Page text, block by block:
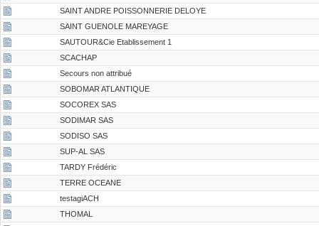
SAINT ANDRE POISSONNERIE DELOYE
SAINT GUENOLE MAREYAGE
SAUTOUR&Cie Etablissement 1
SCACHAP
Secours non attribué
SOBOMAR ATLANTIQUE
SOCOREX SAS
SODIMAR SAS
SODISO SAS
SUP-AL SAS
TARDY Frédéric
TERRE OCEANE
testagiACH
THOMAL